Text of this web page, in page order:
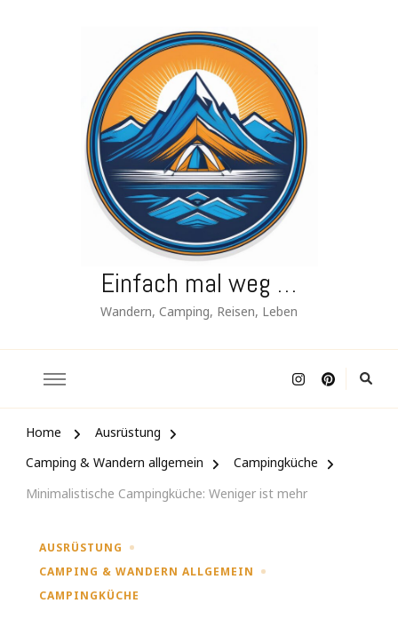
Einfach mal weg …
Wandern, Camping, Reisen, Leben
Home
Ausrüstung
Camping & Wandern allgemein
Campingküche
Minimalistische Campingküche: Weniger ist mehr
AUSRÜSTUNG
CAMPING & WANDERN ALLGEMEIN
CAMPINGKÜCHE